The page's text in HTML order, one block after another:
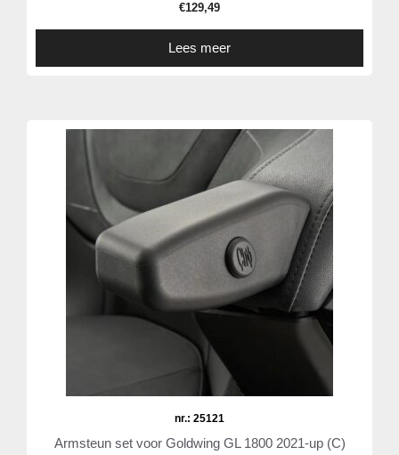
€129,49
Lees meer
nr.: 25121
Armsteun set voor Goldwing GL 1800 2021-up (C)